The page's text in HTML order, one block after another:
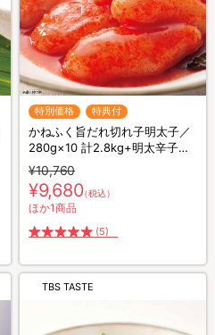
特別価格 特典付
かねふく旨だれ切れ子明太子／
280g×10 計2.8kg+明太辛子高
菜100g×2
¥10,760
¥9,680（税込）
ほか1商品
(5)
TBS TASTE